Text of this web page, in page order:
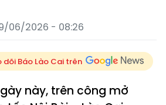
06/2026 - 08:26
dõi Báo Lào Cai trên
này, trên công mở